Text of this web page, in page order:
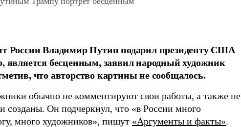
России Владимир Путин подарил президенту США
является бесценным, заявил народный художник
что авторство картины не сообщалось.
обычно не комментируют свои работы, а также не
созданы. Он подчеркнул, что «в России много
много художников», пишут «Аргументы и факты».